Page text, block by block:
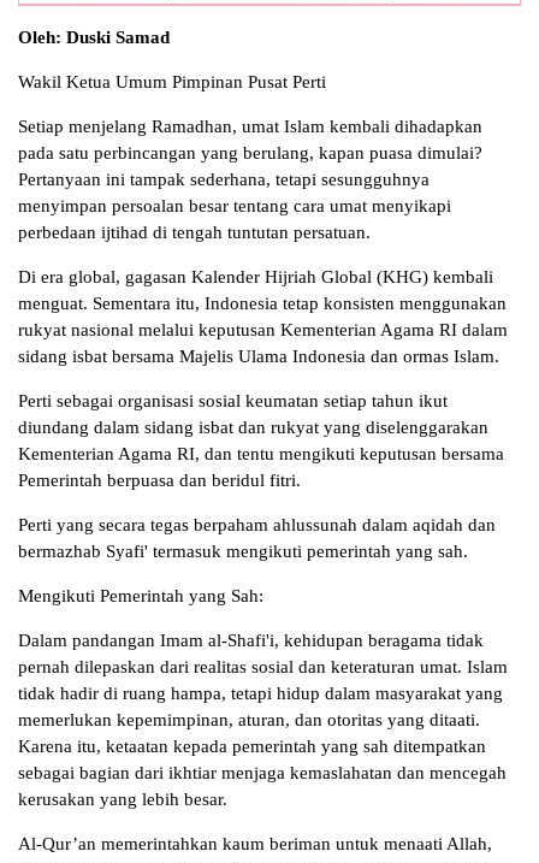
Oleh: Duski Samad
Wakil Ketua Umum Pimpinan Pusat Perti
Setiap menjelang Ramadhan, umat Islam kembali dihadapkan
pada satu perbincangan yang berulang, kapan puasa dimulai?
Pertanyaan ini tampak sederhana, tetapi sesungguhnya
menyimpan persoalan besar tentang cara umat menyikapi
perbedaan ijtihad di tengah tuntutan persatuan.
Di era global, gagasan Kalender Hijriah Global (KHG) kembali
menguat. Sementara itu, Indonesia tetap konsisten menggunakan
rukyat nasional melalui keputusan Kementerian Agama RI dalam
sidang isbat bersama Majelis Ulama Indonesia dan ormas Islam.
Perti sebagai organisasi sosial keumatan setiap tahun ikut
diundang dalam sidang isbat dan rukyat yang diselenggarakan
Kementerian Agama RI, dan tentu mengikuti keputusan bersama
Pemerintah berpuasa dan beridul fitri.
Perti yang secara tegas berpaham ahlussunah dalam aqidah dan
bermazhab Syafi' termasuk mengikuti pemerintah yang sah.
Mengikuti Pemerintah yang Sah:
Dalam pandangan Imam al-Shafi'i, kehidupan beragama tidak
pernah dilepaskan dari realitas sosial dan keteraturan umat. Islam
tidak hadir di ruang hampa, tetapi hidup dalam masyarakat yang
memerlukan kepemimpinan, aturan, dan otoritas yang ditaati.
Karena itu, ketaatan kepada pemerintah yang sah ditempatkan
sebagai bagian dari ikhtiar menjaga kemaslahatan dan mencegah
kerusakan yang lebih besar.
Al-Qur’an memerintahkan kaum beriman untuk menaati Allah,